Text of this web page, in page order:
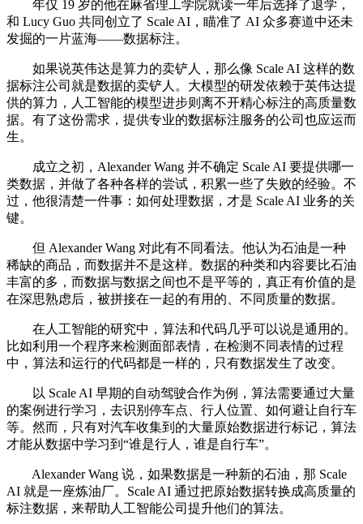
年仅 19 岁的他在麻省理工学院就读一年后选择了退学，
和 Lucy Guo 共同创立了 Scale AI，瞄准了 AI 众多赛道中还未
发掘的一片蓝海——数据标注。
如果说英伟达是算力的卖铲人，那么像 Scale AI 这样的数
据标注公司就是数据的卖铲人。大模型的研发依赖于英伟达提
供的算力，人工智能的模型进步则离不开精心标注的高质量数
据。有了这份需求，提供专业的数据标注服务的公司也应运而
生。
成立之初，Alexander Wang 并不确定 Scale AI 要提供哪一
类数据，并做了各种各样的尝试，积累一些了失败的经验。不
过，他很清楚一件事：如何处理数据，才是 Scale AI 业务的关
键。
但 Alexander Wang 对此有不同看法。他认为石油是一种
稀缺的商品，而数据并不是这样。数据的种类和内容要比石油
丰富的多，而数据与数据之间也不是平等的，真正有价值的是
在深思熟虑后，被拼接在一起的有用的、不同质量的数据。
在人工智能的研究中，算法和代码几乎可以说是通用的。
比如利用一个程序来检测面部表情，在检测不同表情的过程
中，算法和运行的代码都是一样的，只有数据发生了改变。
以 Scale AI 早期的自动驾驶合作为例，算法需要通过大量
的案例进行学习，去识别停车点、行人位置、如何避让自行车
等。然而，只有对汽车收集到的大量原始数据进行标记，算法
才能从数据中学习到“谁是行人，谁是自行车”。
Alexander Wang 说，如果数据是一种新的石油，那 Scale
AI 就是一座炼油厂。Scale AI 通过把原始数据转换成高质量的
标注数据，来帮助人工智能公司提升他们的算法。